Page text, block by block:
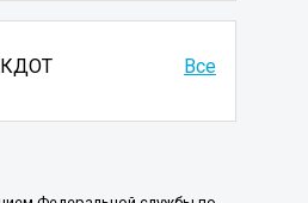
Все